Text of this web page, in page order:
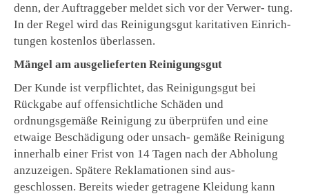
denn, der Auftraggeber meldet sich vor der Verwer- tung.
In der Regel wird das Reinigungsgut karitativen Einrich-
tungen kostenlos überlassen.
Mängel am ausgelieferten Reinigungsgut
Der Kunde ist verpflichtet, das Reinigungsgut bei
Rückgabe auf offensichtliche Schäden und
ordnungsgemäße Reinigung zu überprüfen und eine
etwaige Beschädigung oder unsach- gemäße Reinigung
innerhalb einer Frist von 14 Tagen nach der Abholung
anzuzeigen. Spätere Reklamationen sind aus-
geschlossen. Bereits wieder getragene Kleidung kann